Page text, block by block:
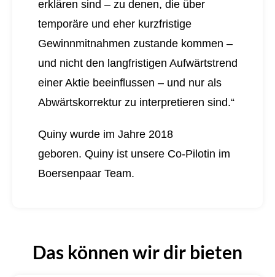
erklären sind – zu denen, die über
temporäre und eher kurzfristige
Gewinnmitnahmen zustande kommen –
und nicht den langfristigen Aufwärtstrend
einer Aktie beeinflussen – und nur als
Abwärtskorrektur zu interpretieren sind.“
Quiny wurde im Jahre 2018
geboren. Quiny ist unsere Co-Pilotin im
Boersenpaar Team.
Das können wir dir bieten